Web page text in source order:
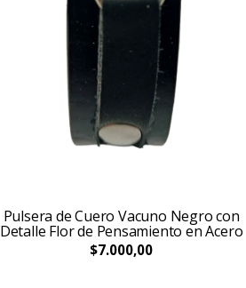
Pulsera de Cuero Vacuno Negro con
Detalle Flor de Pensamiento en Acero
$7.000,00